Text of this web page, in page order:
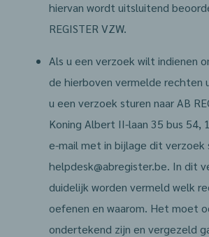
hiervan wordt uitsluitend
REGISTER VZW.
Als u een verzoek wilt indienen
de hierboven vermelde rechten
u een verzoek sturen naar AB
Koning Albert II-laan 35 bus 54,
e-mail met in bijlage dit verzoek
helpdesk@abregister.be. In dit
duidelijk worden vermeld welk
oefenen en waarom. Het moet
ondertekend zijn en vergezeld